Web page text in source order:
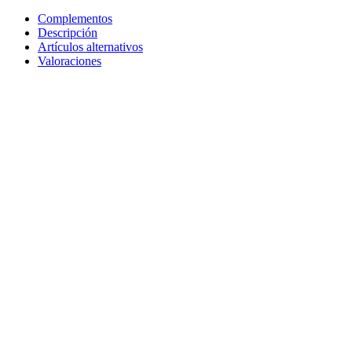
Complementos
Descripción
Artículos alternativos
Valoraciones